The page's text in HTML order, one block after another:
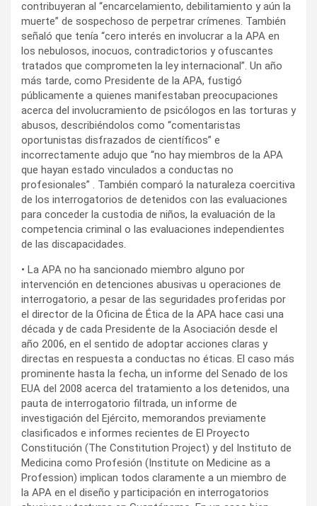
contribuyeran al “encarcelamiento, debilitamiento y aún la
muerte” de sospechoso de perpetrar crímenes. También
señaló que tenía “cero interés en involucrar a la APA en
los nebulosos, inocuos, contradictorios y ofuscantes
tratados que comprometen la ley internacional”. Un año
más tarde, como Presidente de la APA, fustigó
públicamente a quienes manifestaban preocupaciones
acerca del involucramiento de psicólogos en las torturas y
abusos, describiéndolos como “comentaristas
oportunistas disfrazados de científicos” e
incorrectamente adujo que “no hay miembros de la APA
que hayan estado vinculados a conductas no
profesionales” . También comparó la naturaleza coercitiva
de los interrogatorios de detenidos con las evaluaciones
para conceder la custodia de niños, la evaluación de la
competencia criminal o las evaluaciones independientes
de las discapacidades.
• La APA no ha sancionado miembro alguno por
intervención en detenciones abusivas u operaciones de
interrogatorio, a pesar de las seguridades proferidas por
el director de la Oficina de Ética de la APA hace casi una
década y de cada Presidente de la Asociación desde el
año 2006, en el sentido de adoptar acciones claras y
directas en respuesta a conductas no éticas. El caso más
prominente hasta la fecha, un informe del Senado de los
EUA del 2008 acerca del tratamiento a los detenidos, una
pauta de interrogatorio filtrada, un informe de
investigación del Ejército, memorandos previamente
clasificados e informes recientes de El Proyecto
Constitución (The Constitution Project) y del Instituto de
Medicina como Profesión (Institute on Medicine as a
Profession) implican todos claramente a un miembro de
la APA en el diseño y participación en interrogatorios